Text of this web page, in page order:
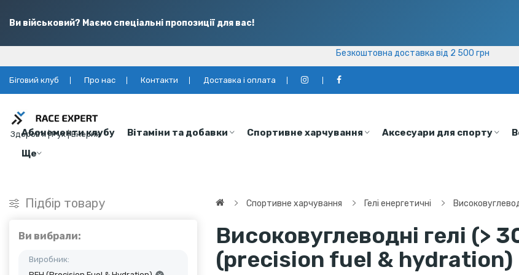
Ви військовий? Маємо спеціальні пропозиції для вас!
Безкоштовна доставка від 2 500 грн
Безкоштовна доставка від 2 500 грн
Біговий клуб Про нас Контакти Доставка і оплата
Здоров’я | Рух | Енергія
Абонементи клубу Вітаміни та добавки Спортивне харчування Аксесуари для спорту
Ще
Підбір товару
Ви вибрали:
Виробник:
Спортивне харчування Гелі енергетичні
Високовуглеводні гелі (>
(precision fuel & hydration)